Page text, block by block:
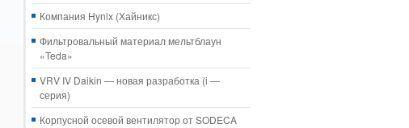
Компания Hynix (Хайникс)
Фильтровальный материал мельтблаун
«Teda»
VRV IV Daikin — новая разработка (i —
серия)
Корпусной осевой вентилятор от SODECA